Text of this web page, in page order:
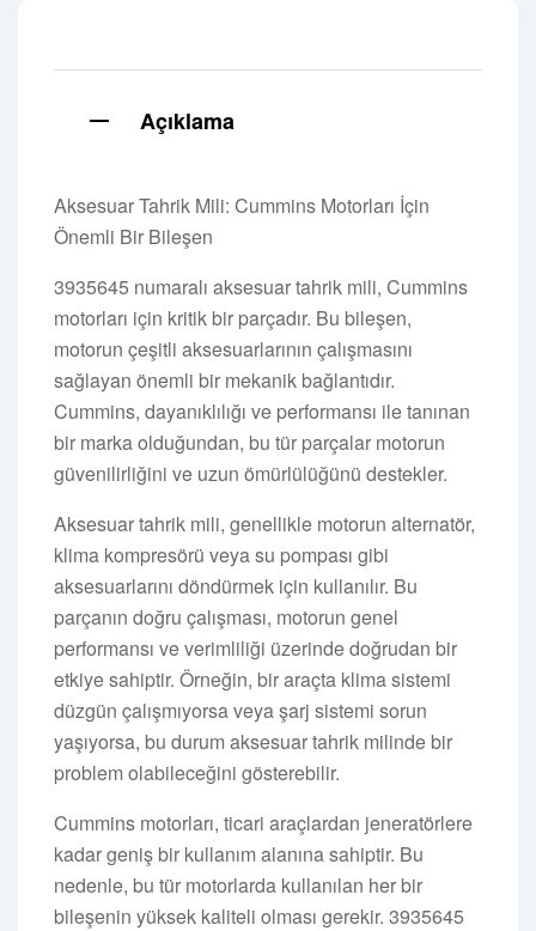
Açıklama
Aksesuar Tahrik Mili: Cummins Motorları İçin
Önemli Bir Bileşen
3935645 numaralı aksesuar tahrik mili, Cummins
motorları için kritik bir parçadır. Bu bileşen,
motorun çeşitli aksesuarlarının çalışmasını
sağlayan önemli bir mekanik bağlantıdır.
Cummins, dayanıklılığı ve performansı ile tanınan
bir marka olduğundan, bu tür parçalar motorun
güvenilirliğini ve uzun ömürlülüğünü destekler.
Aksesuar tahrik mili, genellikle motorun alternatör,
klima kompresörü veya su pompası gibi
aksesuarlarını döndürmek için kullanılır. Bu
parçanın doğru çalışması, motorun genel
performansı ve verimliliği üzerinde doğrudan bir
etkiye sahiptir. Örneğin, bir araçta klima sistemi
düzgün çalışmıyorsa veya şarj sistemi sorun
yaşıyorsa, bu durum aksesuar tahrik milinde bir
problem olabileceğini gösterebilir.
Cummins motorları, ticari araçlardan jeneratörlere
kadar geniş bir kullanım alanına sahiptir. Bu
nedenle, bu tür motorlarda kullanılan her bir
bileşenin yüksek kaliteli olması gerekir. 3935645